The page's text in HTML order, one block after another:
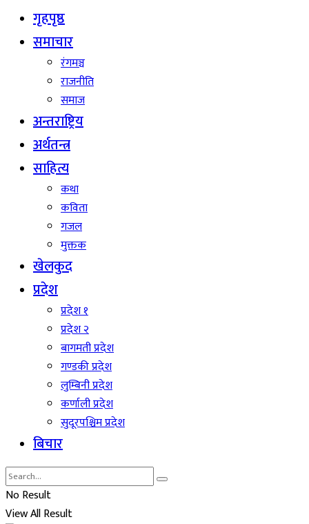
गृहपृष्ठ
समाचार
रंगमञ्च
राजनीति
समाज
अन्तराष्ट्रिय
अर्थतन्त्र
साहित्य
कथा
कविता
गजल
मुक्तक
खेलकुद
प्रदेश
प्रदेश १
प्रदेश २
बागमती प्रदेश
गण्डकी प्रदेश
लुम्बिनी प्रदेश
कर्णाली प्रदेश
सुदूरपश्चिम प्रदेश
बिचार
No Result
View All Result